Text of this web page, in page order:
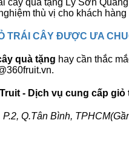
cây quà tặng Lý Sơn
thù vị cho khách hàng
TRÁI CÂY ĐƯỢC ƯA
quà tặng hay cần thắc
- Dịch vụ cung cấp
P.2, Q.Tân Bình,